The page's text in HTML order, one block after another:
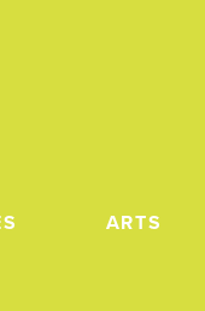
ARTS